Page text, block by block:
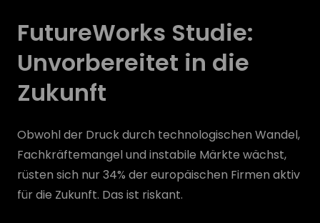
FutureWorks Studie:
Unvorbereitet in die
Zukunft
Obwohl der Druck durch technologischen Wandel,
Fachkräftemangel und instabile Märkte wächst,
rüsten sich nur 34% der europäischen Firmen aktiv
für die Zukunft. Das ist riskant.